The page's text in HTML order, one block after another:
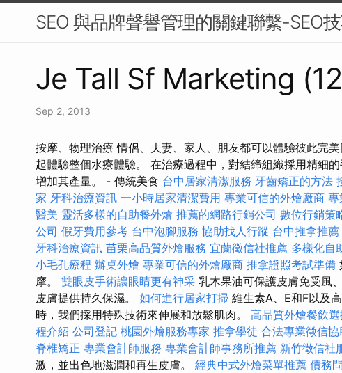
SEO 與品牌聲譽管理的關鍵聯繫-SEO
Je Tall Sf Marketing
Sep 2, 2013
按摩、物理治療 情侶、夫妻、家人、朋友都可以體驗彼此完
起體驗整個水療體驗。 在治療過程中，對結締組織採用精細
增加其產量。 - 傳統美食 台中居家清潔服務 牙齒矯正的方法
家 牙科治療資訊 一小時居家清潔費用 專業可信的外燴廠商 專
醫美 靈活多樣的自助餐外燴 推薦的網路行銷公司 數位行銷策
公司 假牙費用參考 台中泡腳服務 協助找人行蹤 台中推拿推薦
牙科治療資訊 苗栗高品質外燴服務 宜蘭徵信社推薦 多樣化自
小毛孔療程 辦桌外燴 專業可信的外燴廠商 推拿證照考試準備
摩。 雙眼皮手術讓眼睛更有神采 乳木果油可保護皮膚免受風
皮膚提供持久保濕。 如何進行居家打掃 維生素A、E和F以及
時，我們採用特殊技術來伸展和放鬆肌肉。 高品質外燴餐飲
程介紹 公司登記 桃園外燴服務專家 推拿學徒 合法專業徵信協
脊椎矯正 專業會計師服務 專業會計師事務所推薦 新竹徵信社
激，並出色地滋潤和再生皮膚。 經典中式外燴菜單推薦 債務